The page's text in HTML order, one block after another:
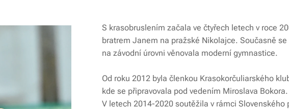
S krasobruslením začala ve čtyřech letech v roce
bratrem Janem na pražské Nikolajce. Současně
na závodní úrovni věnovala moderní gymnastice.
Od roku 2012 byla členkou Krasokorčuliarského
kde se připravovala pod vedením Miroslava Bokora.
V letech 2014-2020 soutěžila v rámci Slovenského